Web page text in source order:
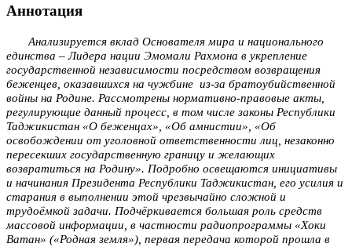
Аннотация
Анализируется вклад Основателя мира и национального
единства – Лидера нации Эмомали Рахмона в укрепление
государственной независимости посредством возвращения
беженцев, оказавшихся на чужбине из-за братоубийственной
войны на Родине. Рассмотрены нормативно-правовые акты,
регулирующие данный процесс, в том числе законы Республики
Таджикистан «О беженцах», «Об амнистии», «Об
освобождении от уголовной ответственности лиц, незаконно
пересекших государственную границу и желающих
возвратиться на Родину». Подробно освещаются инициативы
и начинания Президента Республики Таджикистан, его усилия и
старания в выполнении этой чрезвычайно сложной и
трудоёмкой задачи. Подчёркивается большая роль средств
массовой информации, в частности радиопрограммы «Хоки
Ватан» («Родная земля»), первая передача которой прошла в